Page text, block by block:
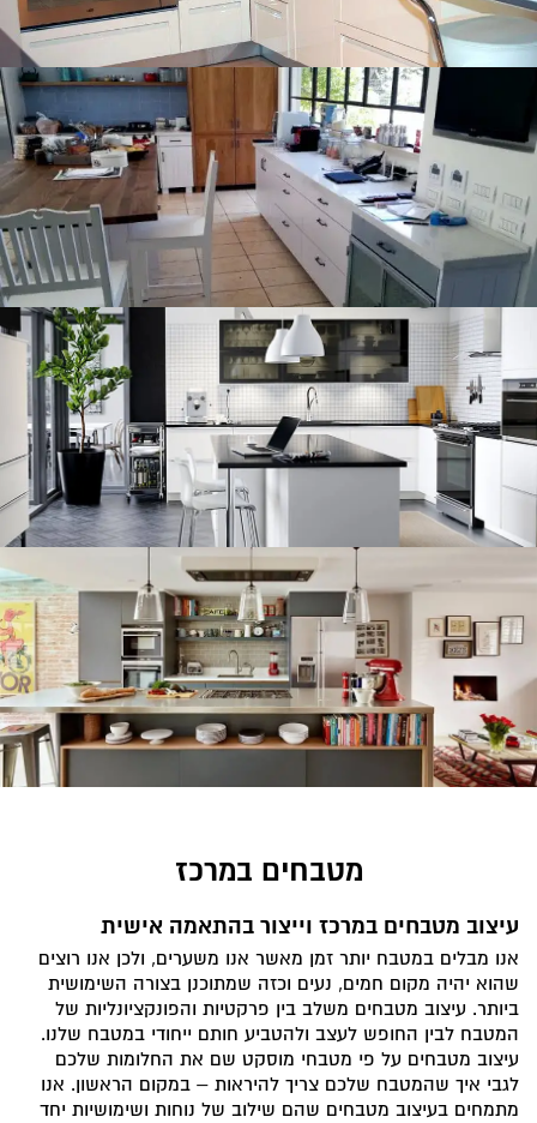
מטבחים במרכז
עיצוב מטבחים במרכז וייצור בהתאמה אישית
אנו מבלים במטבח יותר זמן מאשר אנו משערים, ולכן אנו רוצים
שהוא יהיה מקום חמים, נעים וכזה שמתוכנן בצורה השימושית
ביותר. עיצוב מטבחים משלב בין פרקטיות והפונקציונליות של
המטבח לבין החופש לעצב ולהטביע חותם ייחודי במטבח שלנו.
עיצוב מטבחים על פי מטבחי מוסקט שם את החלומות שלכם
לגבי איך שהמטבח שלכם צריך להיראות – במקום הראשון. אנו
מתמחים בעיצוב מטבחים שהם שילוב של נוחות ושימושיות יחד